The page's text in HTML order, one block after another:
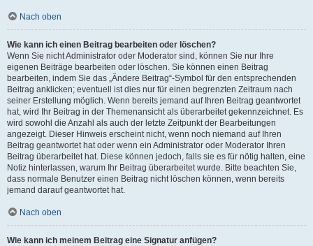
Nach oben
Wie kann ich einen Beitrag bearbeiten oder löschen?
Wenn Sie nicht Administrator oder Moderator sind, können Sie nur Ihre
eigenen Beiträge bearbeiten oder löschen. Sie können einen Beitrag
bearbeiten, indem Sie das „Ändere Beitrag“-Symbol für den entsprechenden
Beitrag anklicken; eventuell ist dies nur für einen begrenzten Zeitraum nach
seiner Erstellung möglich. Wenn bereits jemand auf Ihren Beitrag geantwortet
hat, wird Ihr Beitrag in der Themenansicht als überarbeitet gekennzeichnet. Es
wird sowohl die Anzahl als auch der letzte Zeitpunkt der Bearbeitungen
angezeigt. Dieser Hinweis erscheint nicht, wenn noch niemand auf Ihren
Beitrag geantwortet hat oder wenn ein Administrator oder Moderator Ihren
Beitrag überarbeitet hat. Diese können jedoch, falls sie es für nötig halten, eine
Notiz hinterlassen, warum Ihr Beitrag überarbeitet wurde. Bitte beachten Sie,
dass normale Benutzer einen Beitrag nicht löschen können, wenn bereits
jemand darauf geantwortet hat.
Nach oben
Wie kann ich meinem Beitrag eine Signatur anfügen?